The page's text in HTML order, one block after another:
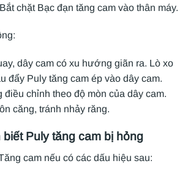
chặt Bạc đạn tăng cam vào thân máy.
dây cam có xu hướng giãn ra. Lò xo
đẩy Puly tăng cam ép vào dây cam.
điều chỉnh theo độ mòn của dây cam.
căng, tránh nhảy răng.
biết Puly tăng cam bị hỏng
cam nếu có các dấu hiệu sau: